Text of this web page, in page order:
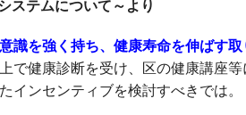
ステムについて～より
識を強く持ち、健康寿命を伸ばす取
で健康診断を受け、区の健康講座
インセンティブを検討すべきでは。